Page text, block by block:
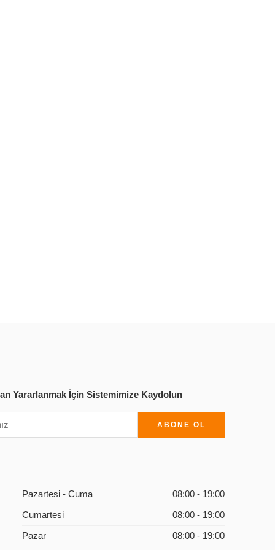
Yararlanmak İçin Sistemimize Kaydolun
Pazartesi - Cuma 08:00 - 19:00
Cumartesi 08:00 - 19:00
Pazar 08:00 - 19:00